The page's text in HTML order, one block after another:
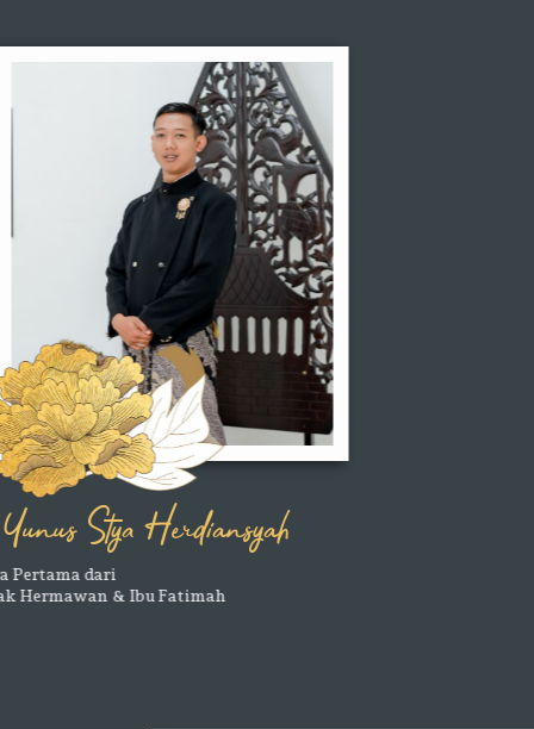
Yunus Stya Herdiansyah
Putra Pertama dari
Bapak Hermawan & Ibu Fatimah